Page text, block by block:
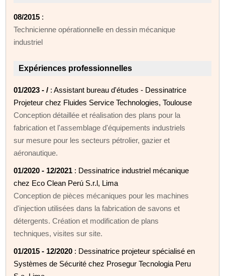
08/2015 :
Technicienne opérationnelle en dessin mécanique
industriel
Expériences professionnelles
01/2023 - / : Assistant bureau d'études - Dessinatrice
Projeteur chez Fluides Service Technologies, Toulouse
Conception détaillée et réalisation des plans pour la
fabrication et l'assemblage d'équipements industriels
sur mesure pour les secteurs pétrolier, gazier et
aéronautique.
01/2020 - 12/2021 : Dessinatrice industriel mécanique
chez Eco Clean Perú S.r.l, Lima
Conception de pièces mécaniques pour les machines
d'injection utilisées dans la fabrication de savons et
détergents. Création et modification de plans
techniques, visites sur site.
01/2015 - 12/2020 : Dessinatrice projeteur spécialisé en
Systèmes de Sécurité chez Prosegur Tecnologia Peru